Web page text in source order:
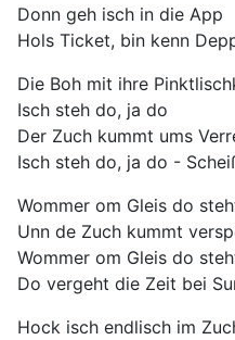
Donn geh isch in die App
Hols Ticket, bin kenn
Die Boh mit ihre
Isch steh do, ja do
Der Zuch kummt ums
Isch steh do, ja do -
Wommer om Gleis do
Unn de Zuch kummt
Wommer om Gleis do
Do vergeht die Zeit bei
Hock isch endlisch im